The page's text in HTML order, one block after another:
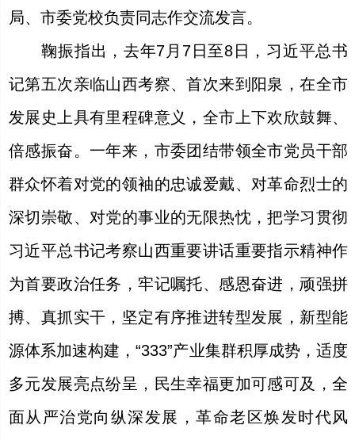
局、市委党校负责同志作交流发言。
鞠振指出，去年7月7日至8日，习近平总书
记第五次亲临山西考察、首次来到阳泉，在全市
发展史上具有里程碑意义，全市上下欢欣鼓舞、
倍感振奋。一年来，市委团结带领全市党员干部
群众怀着对党的领袖的忠诚爱戴、对革命烈士的
深切崇敬、对党的事业的无限热忱，把学习贯彻
习近平总书记考察山西重要讲话重要指示精神作
为首要政治任务，牢记嘱托、感恩奋进，顽强拼
搏、真抓实干，坚定有序推进转型发展，新型能
源体系加速构建，“333”产业集群积厚成势，适度
多元发展亮点纷呈，民生幸福更加可感可及，全
面从严治党向纵深发展，革命老区焕发时代风